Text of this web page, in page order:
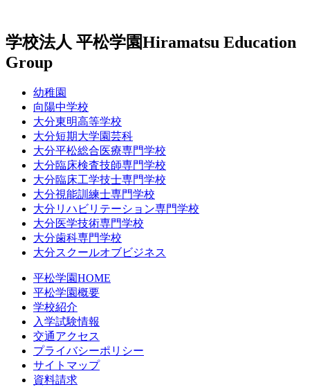
学校法人 平松学園Hiramatsu Education
Group
幼稚園
向陽中学校
大分東明高等学校
大分短期大学園芸科
大分平松総合医療専門学校
大分臨床検査技師専門学校
大分臨床工学技士専門学校
大分視能訓練士専門学校
大分リハビリテーション専門学校
大分医学技術専門学校
大分歯科専門学校
大分スクールオブビジネス
平松学園HOME
平松学園概要
学校紹介
入学試験情報
交通アクセス
プライバシーポリシー
サイトマップ
資料請求